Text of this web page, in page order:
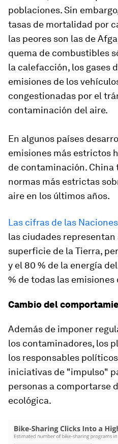
poblaciones. Sin
tasas de mortalidad por
las peores son las de
quema de combustibles
la calefacción, los gases
emisiones de los
congestionadas por el
contaminación del aire.
En algunos países
emisiones más estrictos
de contaminación.
normas más estrictas
aire en los últimos años.
Las cifras de las
las ciudades representan
superficie de la Tierra,
y el 80 % de la energía
% de todas las emisiones
Cambio del
Además de imponer
los contaminadores, los
los responsables
iniciativas de "impulso"
personas a comportarse
ecológica.